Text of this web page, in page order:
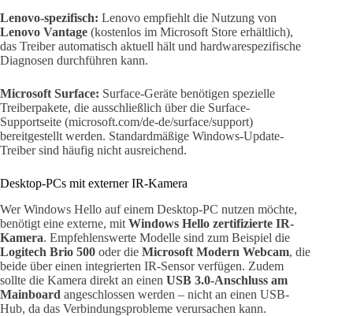
Lenovo-spezifisch: Lenovo empfiehlt die Nutzung von
Lenovo Vantage (kostenlos im Microsoft Store erhältlich),
das Treiber automatisch aktuell hält und hardwarespezifische
Diagnosen durchführen kann.
Microsoft Surface: Surface-Geräte benötigen spezielle
Treiberpakete, die ausschließlich über die Surface-
Supportseite (microsoft.com/de-de/surface/support)
bereitgestellt werden. Standardmäßige Windows-Update-
Treiber sind häufig nicht ausreichend.
Desktop-PCs mit externer IR-Kamera
Wer Windows Hello auf einem Desktop-PC nutzen möchte,
benötigt eine externe, mit Windows Hello zertifizierte IR-
Kamera. Empfehlenswerte Modelle sind zum Beispiel die
Logitech Brio 500 oder die Microsoft Modern Webcam, die
beide über einen integrierten IR-Sensor verfügen. Zudem
sollte die Kamera direkt an einen USB 3.0-Anschluss am
Mainboard angeschlossen werden – nicht an einen USB-
Hub, da das Verbindungsprobleme verursachen kann.